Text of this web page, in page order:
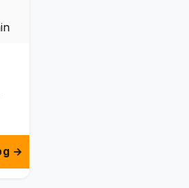
→